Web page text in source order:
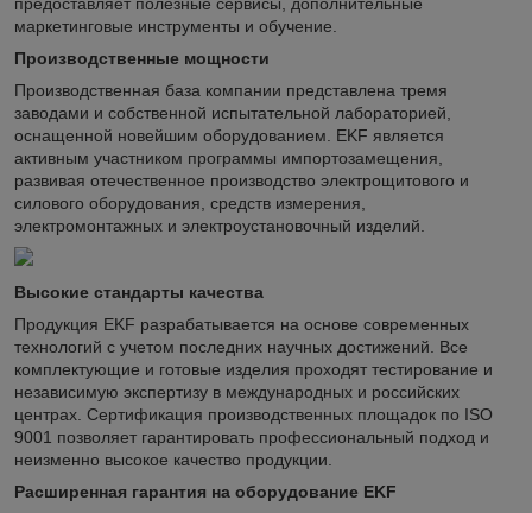
маркетинговые инструменты и обучение.
Производственные мощности
Производственная база компании представлена тремя
заводами и собственной испытательной лабораторией,
оснащенной новейшим оборудованием. EKF является
активным участником программы импортозамещения,
развивая отечественное производство электрощитового и
силового оборудования, средств измерения,
электромонтажных и электроустановочный изделий.
Высокие стандарты качества
Продукция EKF разрабатывается на основе современных
технологий с учетом последних научных достижений. Все
комплектующие и готовые изделия проходят тестирование и
независимую экспертизу в международных и российских
центрах. Сертификация производственных площадок по ISO
9001 позволяет гарантировать профессиональный подход и
неизменно высокое качество продукции.
Расширенная гарантия на оборудование EKF